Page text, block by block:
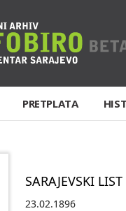
PRETPLATA
SARAJEVSKI LIST
23.02.1896